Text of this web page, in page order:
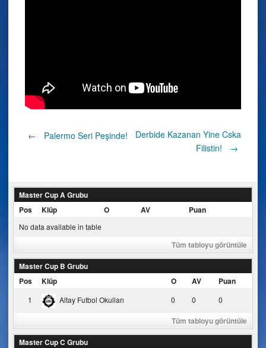
Post
← Palermo Seri Peşinde!
Derbide Kazanan Yine Cska
Filistin!
→
Master Cup A Grubu
Pos
Klüp O AV Puan
No data available in table
Tüm tabloyu görüntüle
Master Cup B Grubu
Pos
Klüp O AV Puan
1 Altay Futbol Okulları 0 0 0
Tüm tabloyu görüntüle
Master Cup C Grubu